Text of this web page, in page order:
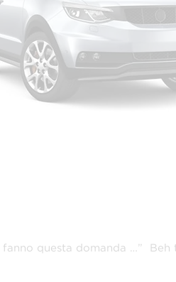
questa domanda …”